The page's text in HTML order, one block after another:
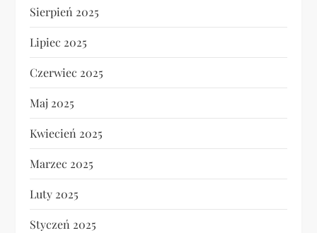
Sierpień 2025
Lipiec 2025
Czerwiec 2025
Maj 2025
Kwiecień 2025
Marzec 2025
Luty 2025
Styczeń 2025